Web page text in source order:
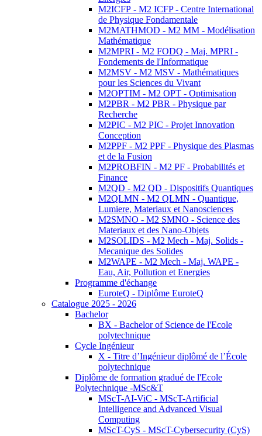
M2ICFP - M2 ICFP - Centre International
de Physique Fondamentale
M2MATHMOD - M2 MM - Modélisation
Mathématique
M2MPRI - M2 FODQ - Maj. MPRI -
Fondements de l'Informatique
M2MSV - M2 MSV - Mathématiques
pour les Sciences du Vivant
M2OPTIM - M2 OPT - Optimisation
M2PBR - M2 PBR - Physique par
Recherche
M2PIC - M2 PIC - Projet Innovation
Conception
M2PPF - M2 PPF - Physique des Plasmas
et de la Fusion
M2PROBFIN - M2 PF - Probabilités et
Finance
M2QD - M2 QD - Dispositifs Quantiques
M2QLMN - M2 QLMN - Quantique,
Lumiere, Materiaux et Nanosciences
M2SMNO - M2 SMNO - Science des
Materiaux et des Nano-Objets
M2SOLIDS - M2 Mech - Maj. Solids -
Mecanique des Solides
M2WAPE - M2 Mech - Maj. WAPE -
Eau, Air, Pollution et Energies
Programme d'échange
EuroteQ - Diplôme EuroteQ
Catalogue 2025 - 2026
Bachelor
BX - Bachelor of Science de l'Ecole
polytechnique
Cycle Ingénieur
X - Titre d’Ingénieur diplômé de l’École
polytechnique
Diplôme de formation gradué de l'Ecole
Polytechnique -MSc&T
MScT-AI-ViC - MScT-Artificial
Intelligence and Advanced Visual
Computing
MScT-CyS - MScT-Cybersecurity (CyS)